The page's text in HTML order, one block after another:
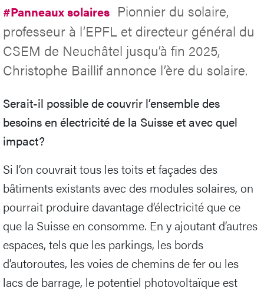
#Panneaux solaires Pionnier du solaire,
professeur à l’EPFL et directeur général du
CSEM de Neuchâtel jusqu’à fin 2025,
Christophe Baillif annonce l’ère du solaire.
Serait-il possible de couvrir l’ensemble des
besoins en électricité de la Suisse et avec quel
impact?
Si l’on couvrait tous les toits et façades des
bâtiments existants avec des modules solaires, on
pourrait produire davantage d’électricité que ce
que la Suisse en consomme. En y ajoutant d’autres
espaces, tels que les parkings, les bords
d’autoroutes, les voies de chemins de fer ou les
lacs de barrage, le potentiel photovoltaïque est